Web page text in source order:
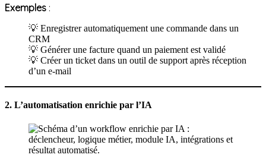
Exemples :
💡 Enregistrer automatiquement une commande dans un
CRM
💡 Générer une facture quand un paiement est validé
💡 Créer un ticket dans un outil de support après réception
d’un e-mail
2. L’automatisation enrichie par l’IA